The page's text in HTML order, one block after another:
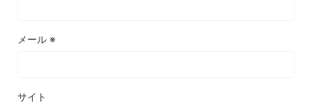
メール ※
サイト